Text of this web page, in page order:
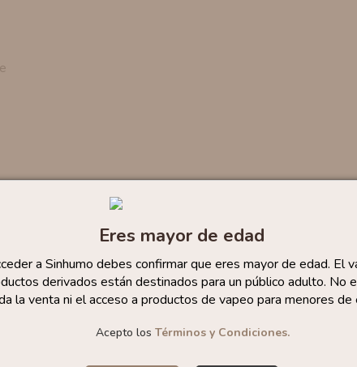
Eres mayor de edad
a Sinhumo debes confirmar que eres mayor de edad. El
derivados están destinados para un público adulto. No
la venta ni el acceso a productos de vapeo para menores de
Acepto los Términos y Condiciones.